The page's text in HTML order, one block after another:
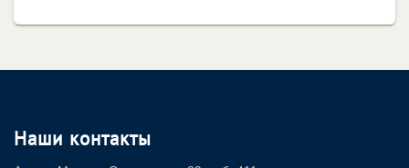
Наши контакты